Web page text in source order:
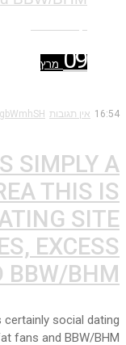
09 מרץ
16:54 אין תגובות
SIMPLY A
THIS IS
SITE
EXCESS
BBW/BHM
certainly social dating
fans and BBW/BHM